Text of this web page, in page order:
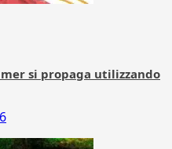
si propaga utilizzando